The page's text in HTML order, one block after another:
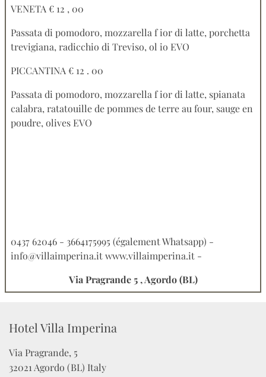
VENETA € 12 , 00
Passata di pomodoro, mozzarella f ior di latte, porchetta
trevigiana, radicchio di Treviso, ol io EVO
PICCANTINA € 12 . 00
Passata di pomodoro, mozzarella f ior di latte, spianata
calabra, ratatouille de pommes de terre au four, sauge en
poudre, olives EVO
0437 62046 - 3664175995 (également Whatsapp) -
info@villaimperina.it www.villaimperina.it -
Via Pragrande 5 , Agordo (BL)
Hotel Villa Imperina
Via Pragrande, 5
32021 Agordo (BL) Italy